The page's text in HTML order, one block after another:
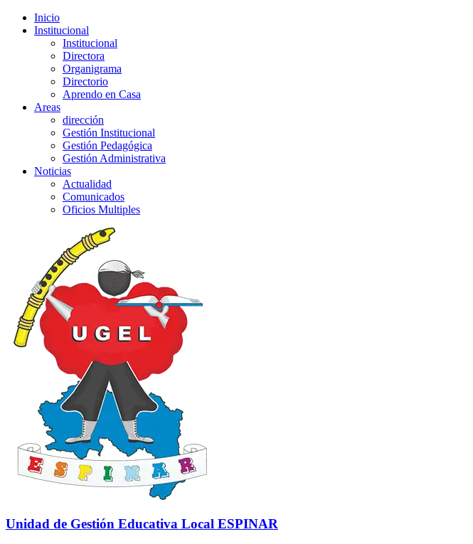
Inicio
Institucional
Institucional
Directora
Organigrama
Directorio
Aprendo en Casa
Areas
dirección
Gestión Institucional
Gestión Pedagógica
Gestión Administrativa
Noticias
Actualidad
Comunicados
Oficios Multiples
Unidad de Gestión Educativa Local ESPINAR